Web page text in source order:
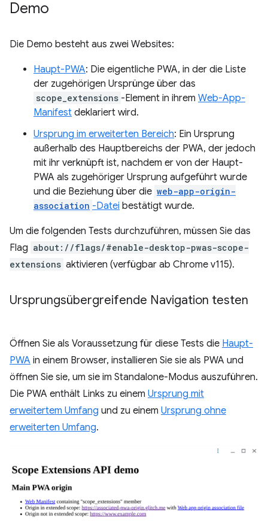
Demo
Die Demo besteht aus zwei Websites:
Haupt-PWA: Die eigentliche PWA, in der die Liste
der zugehörigen Ursprünge über das
scope_extensions -Element in ihrem Web-App-
Manifest deklariert wird.
Ursprung im erweiterten Bereich: Ein Ursprung
außerhalb des Hauptbereichs der PWA, der jedoch
mit ihr verknüpft ist, nachdem er von der Haupt-
PWA als zugehöriger Ursprung aufgeführt wurde
und die Beziehung über die web-app-origin-
association -Datei bestätigt wurde.
Um die folgenden Tests durchzuführen, müssen Sie das
Flag about://flags/#enable-desktop-pwas-scope-
extensions aktivieren (verfügbar ab Chrome v115).
Ursprungsübergreifende Navigation testen
Öffnen Sie als Voraussetzung für diese Tests die Haupt-
PWA in einem Browser, installieren Sie sie als PWA und
öffnen Sie sie, um sie im Standalone-Modus auszuführen.
Die PWA enthält Links zu einem Ursprung mit
erweitertem Umfang und zu einem Ursprung ohne
erweiterten Umfang.